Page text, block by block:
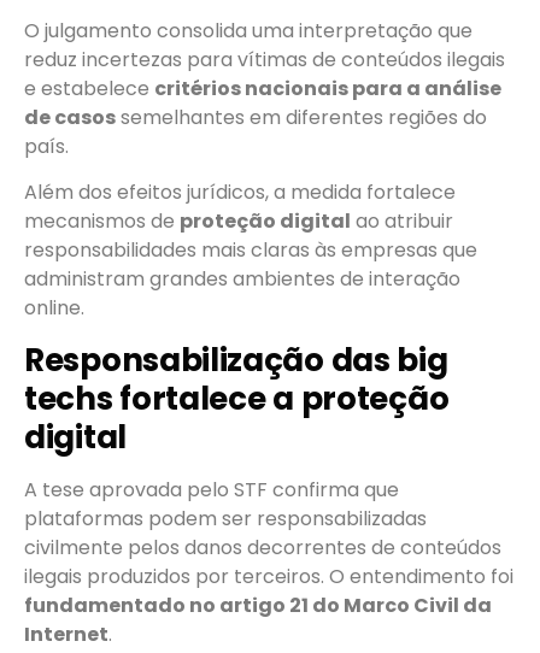
O julgamento consolida uma interpretação que
reduz incertezas para vítimas de conteúdos ilegais
e estabelece critérios nacionais para a análise
de casossemelhantes em diferentes regiões do
país.
Além dos efeitos jurídicos, a medida fortalece
mecanismos de proteção digital ao atribuir
responsabilidades mais claras às empresas que
administram grandes ambientes de interação
online.
Responsabilização das big
techs fortalece a proteção
digital
A tese aprovada pelo STF confirma que
plataformas podem ser responsabilizadas
civilmente pelos danos decorrentes de conteúdos
ilegais produzidos por terceiros. O entendimento foi
fundamentado no artigo 21 do Marco Civil da
Internet.